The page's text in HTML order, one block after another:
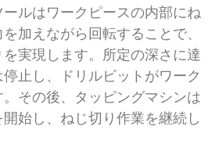
ルはワークピースの内部にね
加えながら回転することで、
実現します。所定の深さに達
止し、ドリルビットがワーク
その後、タッピングマシンは
始し、ねじ切り作業を継続し